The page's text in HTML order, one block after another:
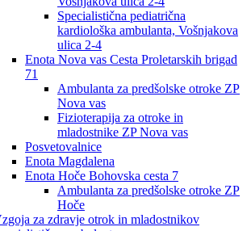
Specialistična pediatrična
kardiološka ambulanta, Vošnjakova
ulica 2-4
Enota Nova vas Cesta Proletarskih brigad
71
Ambulanta za predšolske otroke ZP
Nova vas
Fizioterapija za otroke in
mladostnike ZP Nova vas
Posvetovalnice
Enota Magdalena
Enota Hoče Bohovska cesta 7
Ambulanta za predšolske otroke ZP
Hoče
za zdravje otrok in mladostnikov